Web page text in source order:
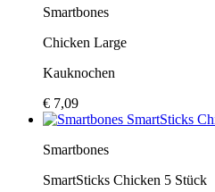
Smartbones
Chicken Large
Kauknochen
€ 7,09
Smartbones
SmartSticks Chicken 5 Stück